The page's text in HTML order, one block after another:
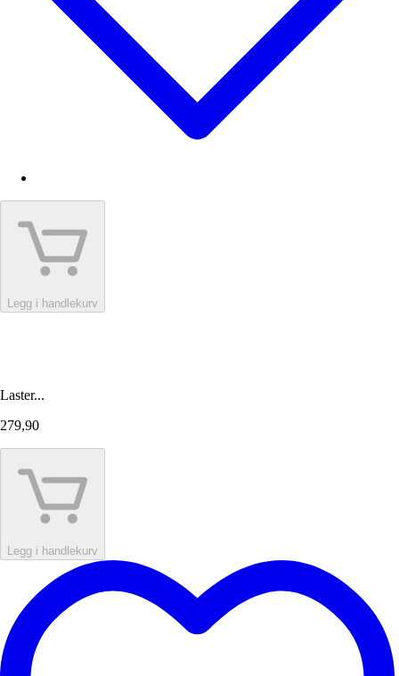
Legg i handlekurv
Laster...
279,90
Legg i handlekurv